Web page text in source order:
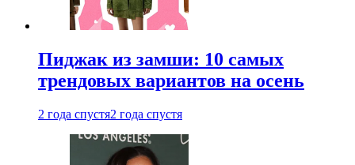
Пиджак из замши: 10 самых
трендовых вариантов на осень
2 года спустя2 года спустя